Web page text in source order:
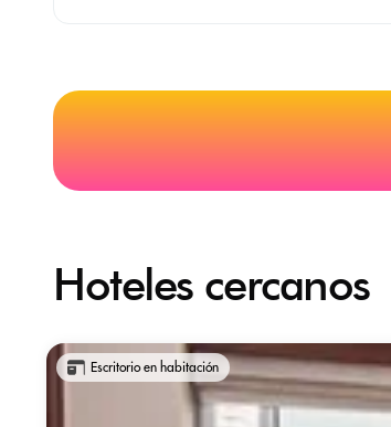
Hoteles cercanos
Escritorio en habitación